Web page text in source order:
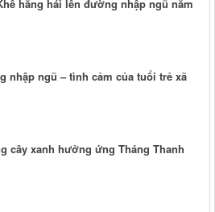
hăng hái lên đường nhập ngũ năm
nhập ngũ – tình cảm của tuổi trẻ xã
cây xanh hưởng ứng Tháng Thanh